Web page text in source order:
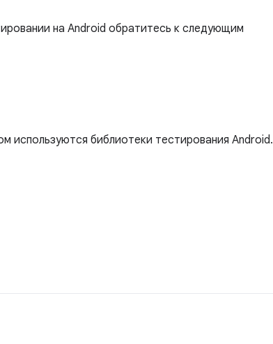
на Android обратитесь к следующим
используются библиотеки тестирования Android.